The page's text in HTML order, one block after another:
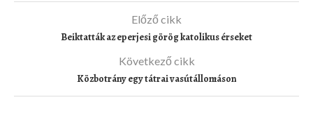
Előző cikk
Beiktatták az eperjesi görög katolikus érseket
Következő cikk
Közbotrány egy tátrai vasútállomáson